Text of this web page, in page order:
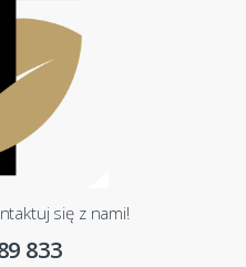
się z nami!
833